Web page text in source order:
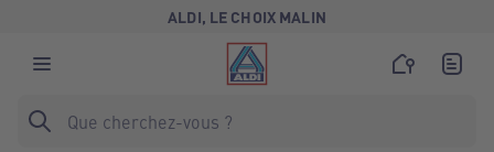
ALDI, LE CHOIX MALIN